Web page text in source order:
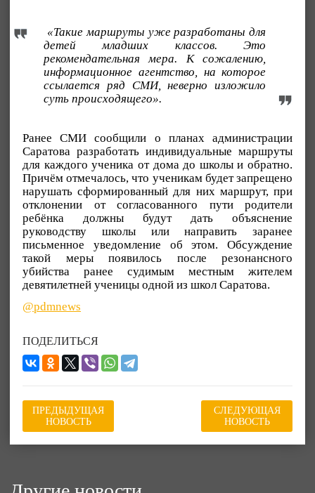
«Такие маршруты уже разработаны для
детей младших классов. Это
рекомендательная мера. К сожалению,
информационное агентство, на которое
ссылается ряд СМИ, неверно изложило
суть происходящего».
Ранее СМИ сообщили о планах администрации
Саратова разработать индивидуальные маршруты
для каждого ученика от дома до школы и обратно.
Причём отмечалось, что ученикам будет запрещено
нарушать сформированный для них маршрут, при
отклонении от согласованного пути родители
ребёнка должны будут дать объяснение
руководству школы или направить заранее
письменное уведомление об этом. Обсуждение
такой меры появилось после резонансного
убийства ранее судимым местным жителем
девятилетней ученицы одной из школ Саратова.
@pdmnews
ПОДЕЛИТЬСЯ
ПРЕДЫДУЩАЯ
НОВОСТЬ
СЛЕДУЮЩАЯ
НОВОСТЬ